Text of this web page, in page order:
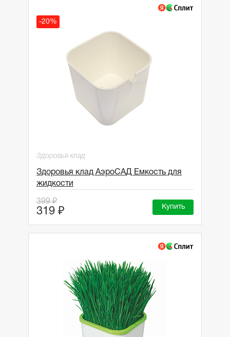
-20%
Здоровья клад
Здоровья клад АэроСАД Емкость для
жидкости
399 ₽
319 ₽ Купить